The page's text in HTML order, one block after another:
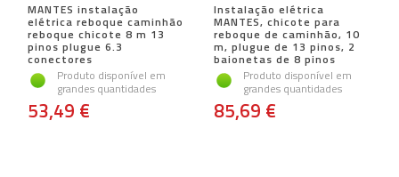
MANTES instalação
elétrica reboque caminhão
reboque chicote 8 m 13
pinos plugue 6.3
conectores
Produto disponível em
grandes quantidades
53,49 €
Instalação elétrica
MANTES, chicote para
reboque de caminhão, 10
m, plugue de 13 pinos, 2
baionetas de 8 pinos
Produto disponível em
grandes quantidades
85,69 €